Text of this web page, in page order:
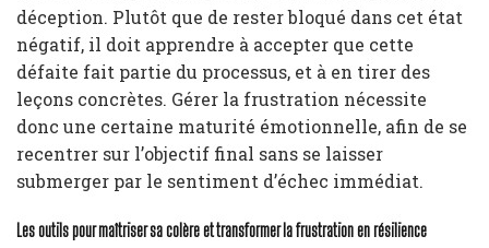
déception. Plutôt que de rester bloqué dans cet état
négatif, il doit apprendre à accepter que cette
défaite fait partie du processus, et à en tirer des
leçons concrètes. Gérer la frustration nécessite
donc une certaine maturité émotionnelle, afin de se
recentrer sur l’objectif final sans se laisser
submerger par le sentiment d’échec immédiat.
Les outils pour maîtriser sa colère et transformer la frustration en résilience